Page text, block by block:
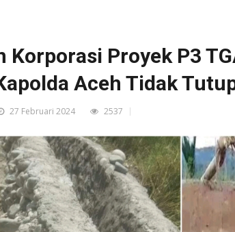
Korporasi Proyek P3
Aceh Tidak
27 Februari 2024 2537